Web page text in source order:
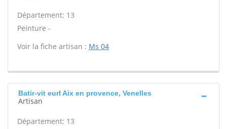
Département: 13
Peinture -
Voir la fiche artisan : Ms 04
Batir-vit eurl Aix en provence, Venelles
Artisan
Département: 13